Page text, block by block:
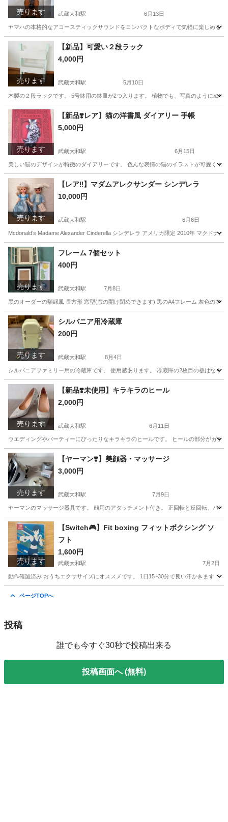
売ります 武蔵大和駅 6月13日
ヤマハの本格的なアコースティックサウンドをコンパクトなボディで気軽に楽しめる
東京 東大和市 武蔵大和駅 楽器 ギタレレ
売ります
【新品】可愛い２段ラック
4,000円
武蔵大和駅 5月10日
木製の２段ラックです。 5号鉢用の鉢皿が2つ入ります。 植物でも、写真のようにぬ
東京 東大和市 武蔵大和駅 家具 スタンド
売ります
【新品❣️レア】猫の洋書風 ダイアリー 手帳
5,000円
武蔵大和駅 6月15日
美しい猫のデザインが特徴のダイアリーです。 色んな表情の猫のイラストが可愛く
東京 東大和市 武蔵大和駅 洋書
売ります
【レア‼️】マダムアレクサンダー シンデレラ
10,000円
武蔵大和駅 6月6日
Mcdonald’s Madame Alexander Cinderella シンデレラ アメリカ限定 2010年 マクドナ
東京 東大和市 武蔵大和駅 おもちゃ
売ります
フレーム 7個セット
400円
武蔵大和駅 7月8日
黒のオーダーの額縁風 長方形 窓型(窓の開け閉めできます) 黒のA4フレーム 灰色のフ
東京 東大和市 武蔵大和駅 家具
売ります
シルバニア用冷蔵庫
200円
武蔵大和駅 8月4日
シルバニアファミリー用の冷蔵庫です。 使用感あります。 冷蔵庫の2枚目の板はなく
東京 東大和市 武蔵大和駅 家具
売ります
【新品❣️未使用】キラキラのヒール
2,000円
武蔵大和駅 6月11日
ウエディングやパーティーにぴったりなキラキラのヒールです。 ヒールの部分がガ
東京 東大和市 靴
売ります
【ヤーマン❣️】美顔器・マッサージ
3,000円
武蔵大和駅 7月9日
ヤーマンのマッサージ器具です。 顔用のアタッチメント付き。 正回転と反回転、パ
東京 東大和市 武蔵大和駅
売ります
【Switch🎮】Fit boxing フィットボクシング ソ
フト
1,600円
武蔵大和駅 7月2日
動作確認済み おうちエクササイズにオススメです。 1日15~30分で良い汗かきます！
ページTOPへ
投稿
誰でも今すぐ30秒で投稿出来る
投稿画面へ (無料)